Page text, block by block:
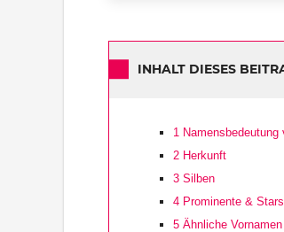
INHALT DIESES
1 Namensbedeutung
2 Herkunft
3 Silben
4 Prominente &
5 Ähnliche Vornamen